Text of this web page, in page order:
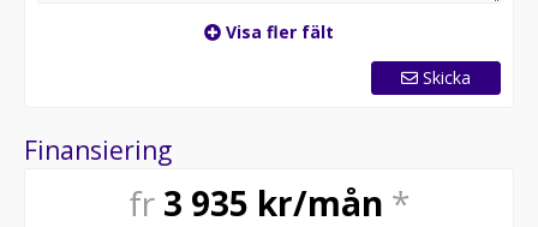
Visa fler fält
Skicka
Finansiering
fr 3 935 kr/mån *